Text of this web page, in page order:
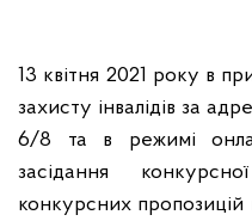
13 квітня 2021 року в
захисту інвалідів за
6/8 та в режимі
засідання
конкурсних пропозицій